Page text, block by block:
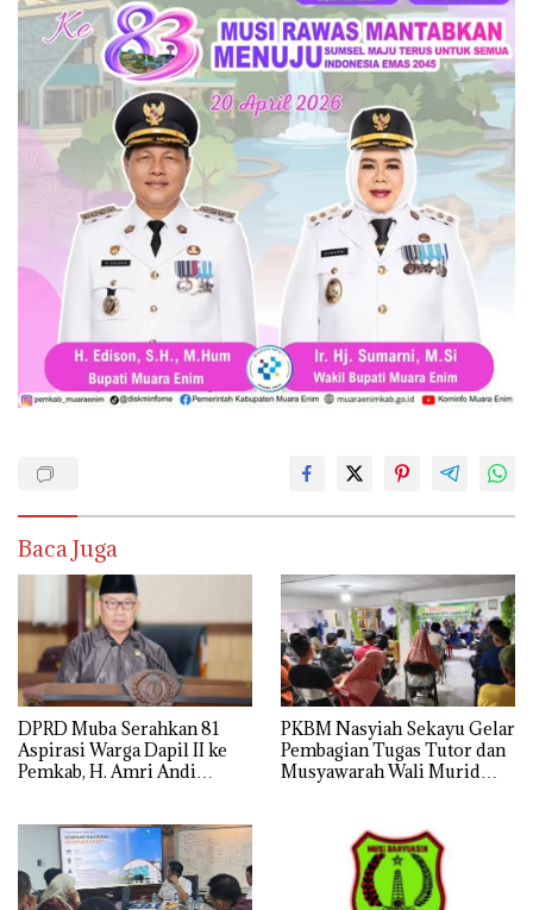
Baca Juga
DPRD Muba Serahkan 81
Aspirasi Warga Dapil II ke
Pemkab, H. Amri Andi
PKBM Nasyiah Sekayu Gelar
Pembagian Tugas Tutor dan
Musyawarah Wali Murid